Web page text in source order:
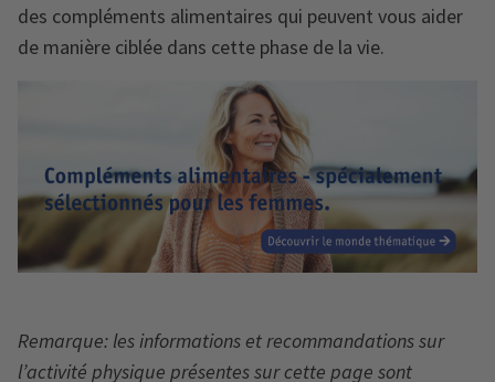
des compléments alimentaires qui peuvent vous aider
de manière ciblée dans cette phase de la vie.
Remarque: les informations et recommandations sur
l’activité physique présentes sur cette page sont